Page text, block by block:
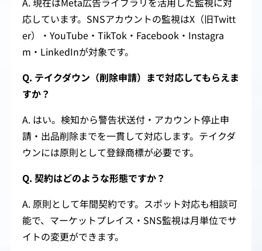
応しています。SNSアカウントの監視はX（旧Twitt
er）・YouTube・TikTok・Facebook・Instagra
m・LinkedInが対象です。
Q. テイクダウン（削除申請）まで対応してもらえま
すか？
A. はい。検知から警告状送付・アカウント停止申
請・出品削除までを一貫して対応します。テイクダ
ウンには原則として登録商標が必要です。
Q. 契約はどのような形態ですか？
A. 原則として年間契約です。スポット対応も相談可
能で、マーケットプレイス・SNS監視は月単位でサ
イトの変更ができます。